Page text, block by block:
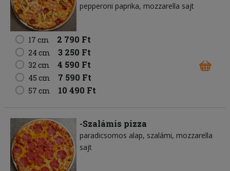
pepperoni paprika mozzarella sajt
17 cm 2 790 Ft
24 cm 3 250 Ft
32 cm 4 590 Ft
45 cm 7 590 Ft
57 cm 10 490 Ft
-Szalámis pizza
paradicsomos alap szalámi mozzarella
sajt